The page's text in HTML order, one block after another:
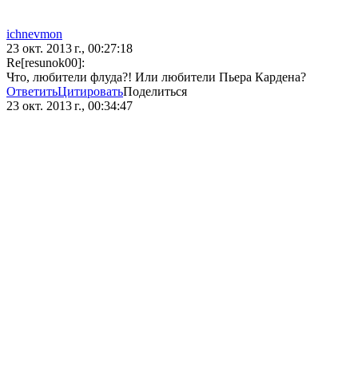
ichnevmon
23 окт. 2013 г., 00:27:18
Re[resunok00]:
Что, любители флуда?! Или любители Пьера Кардена?
ОтветитьЦитироватьПоделиться
23 окт. 2013 г., 00:34:47